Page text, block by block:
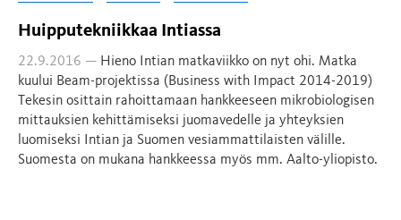
Huipputekniikkaa Intiassa
22.9.2016 — Hieno Intian matkaviikko on nyt ohi. Matka
kuului Beam-projektissa (Business with Impact 2014-2019)
Tekesin osittain rahoittamaan hankkeeseen mikrobiologisen
mittauksien kehittämiseksi juomavedelle ja yhteyksien
luomiseksi Intian ja Suomen vesiammattilaisten välille.
Suomesta on mukana hankkeessa myös mm. Aalto-yliopisto.